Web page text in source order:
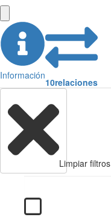
Información
10relaciones
Limpiar filtros